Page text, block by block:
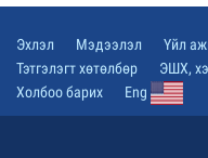
Эхлэл Мэдээлэл Үйл
Тэтгэлэгт хөтөлбөр
ЭШХ,
Холбоо барих
Eng